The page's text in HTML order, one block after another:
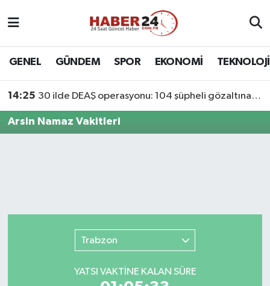
GENEL GÜNDEM SPOR EKONOMİ TEKNOLOJİ
14:25 30 ilde DEAŞ operasyonu: 104 şüpheli gözaltına alındı
Arsin Namaz Vakitleri
Trabzon
YATSI VAKTİNE KALAN SÜRE
Nöbetçi Eczaneler
Son Dakika Haberleri